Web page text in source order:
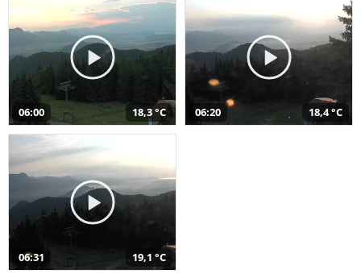
06:00 18,3 °C 06:20 18,4 °C
06:31 19,1 °C